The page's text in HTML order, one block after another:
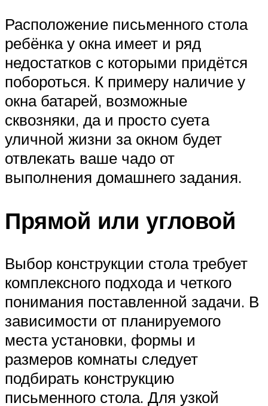
Расположение письменного стола
ребёнка у окна имеет и ряд
недостатков с которыми придётся
побороться. К примеру наличие у
окна батарей, возможные
сквозняки, да и просто суета
уличной жизни за окном будет
отвлекать ваше чадо от
выполнения домашнего задания.
Прямой или угловой
Выбор конструкции стола требует
комплексного подхода и четкого
понимания поставленной задачи. В
зависимости от планируемого
места установки, формы и
размеров комнаты следует
подбирать конструкцию
письменного стола. Для узкой